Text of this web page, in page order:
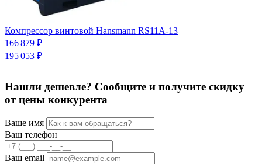
Компрессор винтовой Hansmann RS11A-13
166 879 ₽
195 053 ₽
Нашли дешевле? Сообщите и получите скидку
от цены конкурента
Ваше имя
Ваш телефон
Ваш email